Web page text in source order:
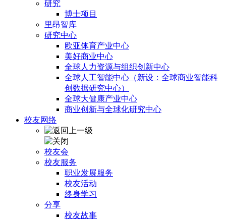
研究
博士项目
里昂智库
研究中心
欧亚体育产业中心
美好商业中心
全球人力资源与组织创新中心
全球人工智能中心（新设：全球商业智能科
创数据研究中心）
全球大健康产业中心
商业创新与全球化研究中心
校友网络
校友会
校友服务
职业发展服务
校友活动
终身学习
分享
校友故事